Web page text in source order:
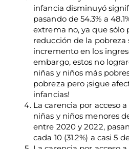
infancia disminuyó
pasando de 54.3% a
extrema no, ya que sólo
reducción de la pobreza
incremento en los
embargo, estos no
niñas y niños más
pobreza pero ¡sigue
infancias!
La carencia por acceso
niñas y niños menores
entre 2020 y 2022,
cada 10 (31.2%) a casi 5